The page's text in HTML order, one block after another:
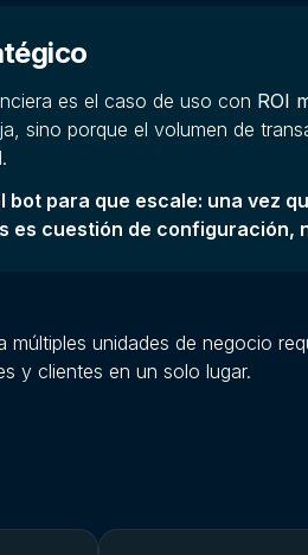
es el caso de uso con ROI
sino porque el volumen de
bot para que escale: una vez
es cuestión de configuración,
múltiples unidades de negocio
y clientes en un solo lugar.